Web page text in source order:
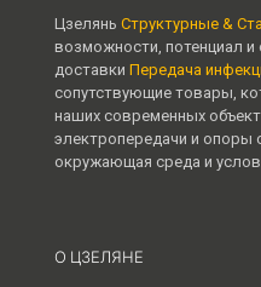
Цзелянь Структурные &
возможности, потенциал
доставки Передача
сопутствующие товары,
наших современных
электропередачи и опоры
окружающая среда и
О ЦЗЕЛЯНЕ